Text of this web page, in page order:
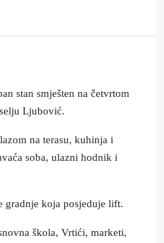
stan smješten na četvrtom
Ljubović.
na terasu, kuhinja i
soba, ulazni hodnik i
gradnje koja posjeduje lift.
škola, Vrtići, marketi,